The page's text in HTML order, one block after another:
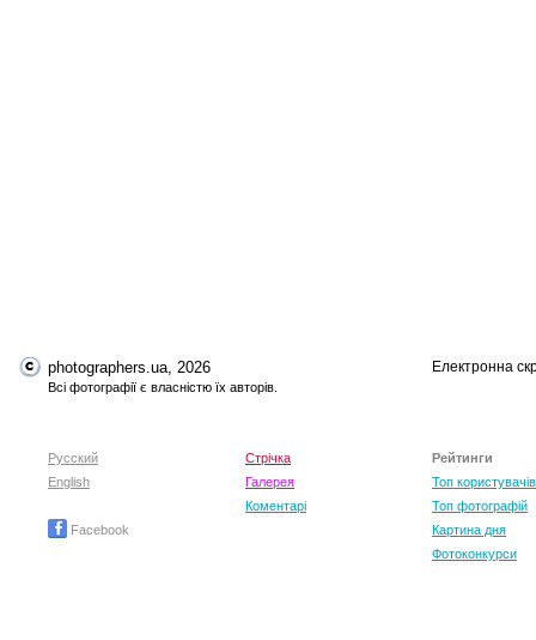
photographers.ua, 2026
Всі фотографії є власністю їх авторів.
Електронна
Русский
English
Facebook
Стрічка
Галерея
Коментарі
Рейтинги
Топ користувачів
Топ фотографій
Картина дня
Фотоконкурси